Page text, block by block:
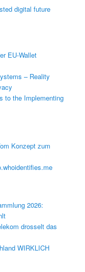
digital future
EU-Wallet
– Reality
to the Implementing
Konzept zum
2026:
drosselt das
WIRKLICH